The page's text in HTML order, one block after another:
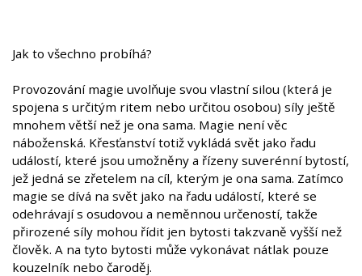
Jak to všechno probíhá?
Provozování magie uvolňuje svou vlastní silou (která je
spojena s určitým ritem nebo určitou osobou) síly ještě
mnohem větší než je ona sama. Magie není věc
náboženská. Křesťanství totiž vykládá svět jako řadu
událostí, které jsou umožněny a řízeny suverénní bytostí,
jež jedná se zřetelem na cíl, kterým je ona sama. Zatímco
magie se dívá na svět jako na řadu událostí, které se
odehrávají s osudovou a neměnnou určeností, takže
přirozené síly mohou řídit jen bytosti takzvaně vyšší než
člověk. A na tyto bytosti může vykonávat nátlak pouze
kouzelník nebo čaroděj.